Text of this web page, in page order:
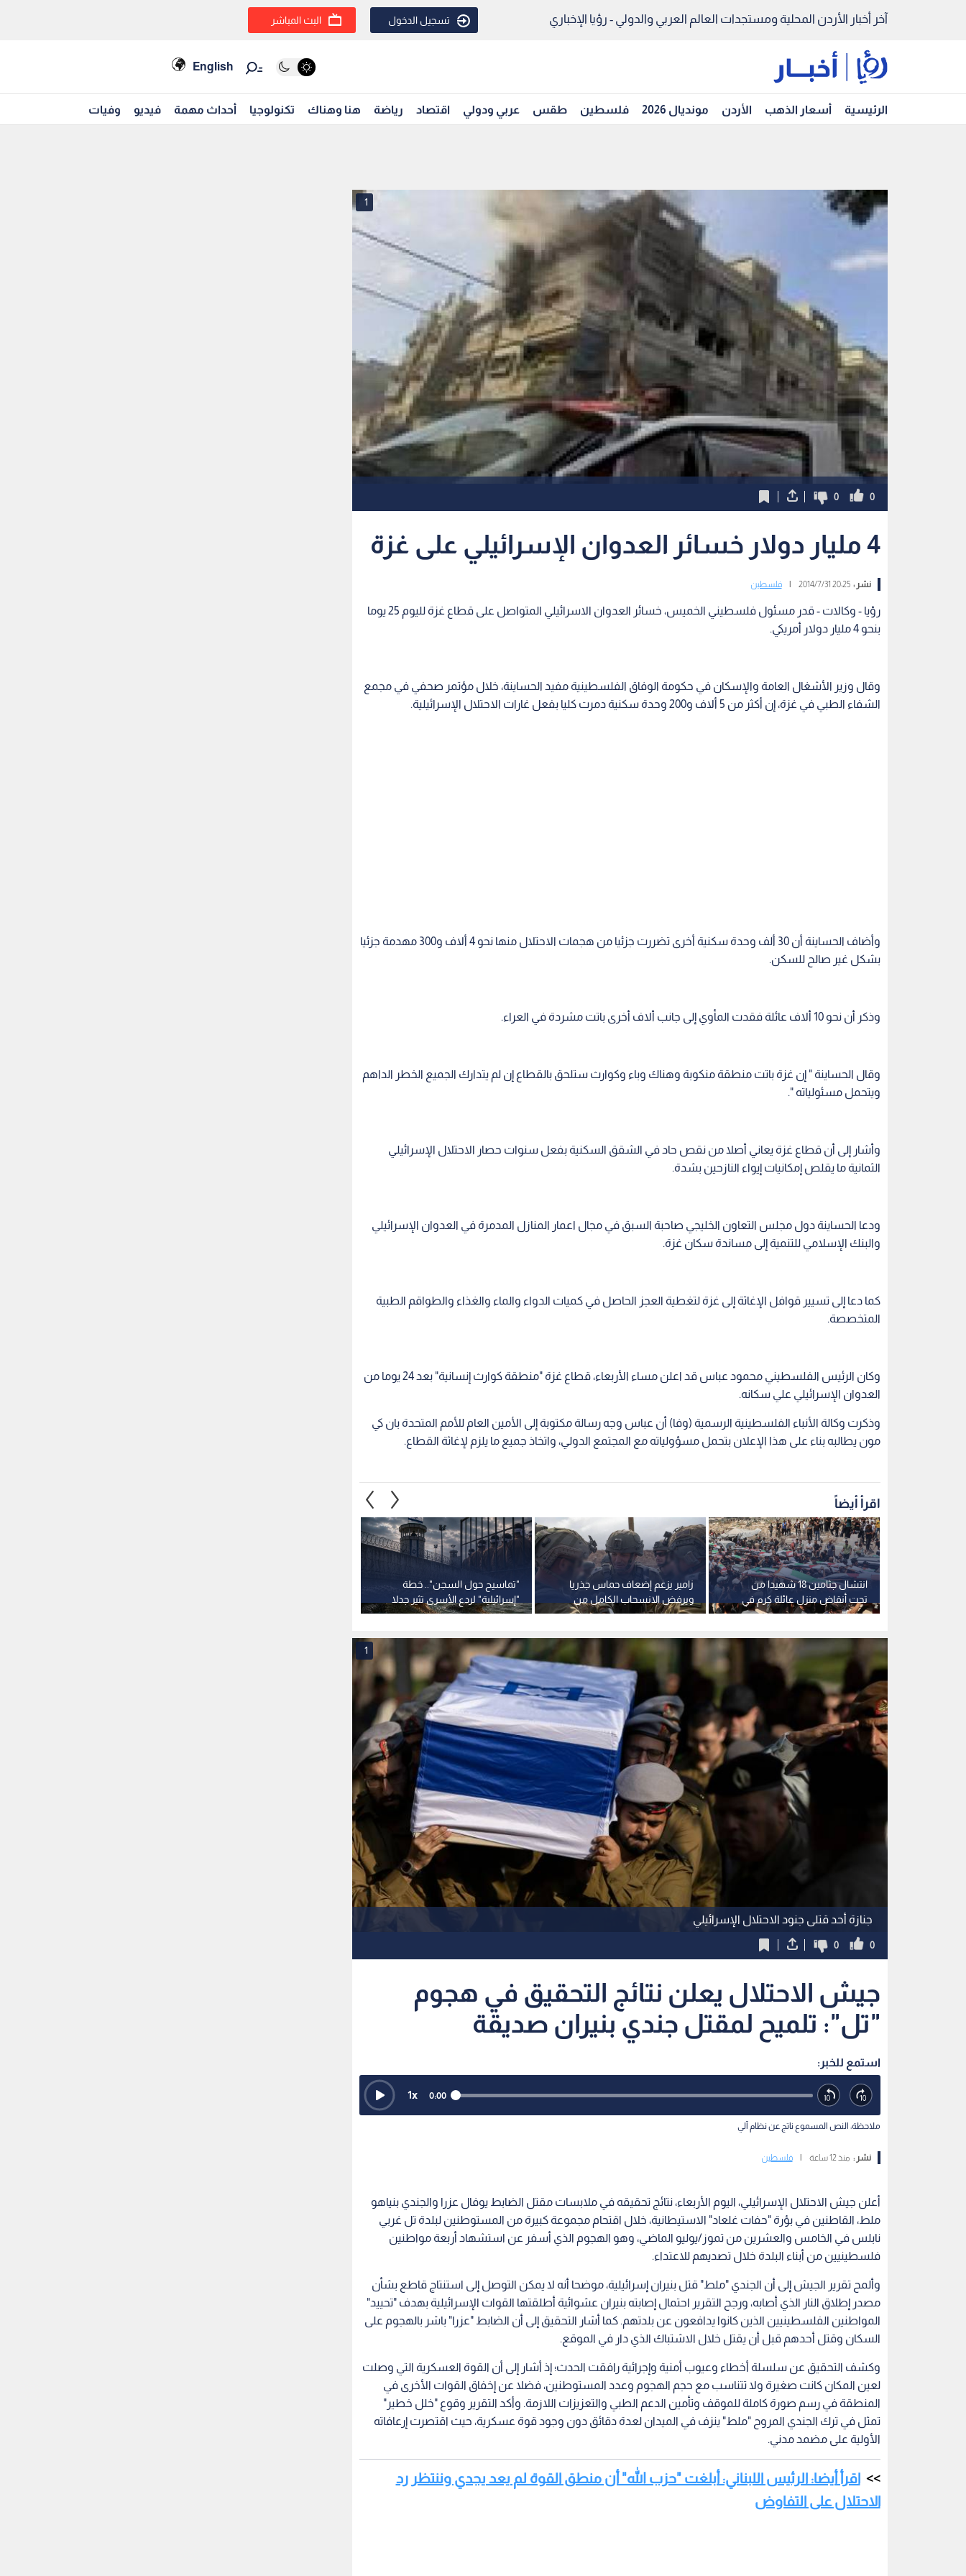
آخر أخبار الأردن المحلية ومستجدات العالم العربي والدولي - رؤيا الإخباري تسجيل الدخول البث المباشر
English
الرئيسية أسعار الذهب الأردن مونديال 2026 فلسطين طقس عربي ودولي اقتصاد رياضة هنا وهناك تكنولوجيا أحداث مهمة فيديو وفيات
1
0
0
4 مليار دولار خسائر العدوان الإسرائيلي على غزة
نشر :20:25 2014/7/31 فلسطين
رؤيا - وكالات - قدر مسئول فلسطيني الخميس، خسائر العدوان الاسرائيلي المتواصل على قطاع غزة لليوم 25 يوما
بنحو 4 مليار دولار أمريكي.
وقال وزير الأشغال العامة والإسكان في حكومة الوفاق الفلسطينية مفيد الحساينة، خلال مؤتمر صحفي في مجمع
الشفاء الطبي في غزة، إن أكثر من 5 ألاف و200 وحدة سكنية دمرت كليا بفعل غارات الاحتلال الإسرائيلية.
وأضاف الحساينة أن 30 ألف وحدة سكنية أخرى تضررت جزئيا من هجمات الاحتلال منها نحو 4 ألاف و300 مهدمة جزئيا
بشكل غير صالح للسكن.
وذكر أن نحو 10 ألاف عائلة فقدت المأوي إلى جانب ألاف أخرى باتت مشردة في العراء.
وقال الحساينة " إن غزة باتت منطقة منكوبة وهناك وباء وكوارث ستلحق بالقطاع إن لم يتدارك الجميع الخطر الداهم
ويتحمل مسئولياته ".
وأشار إلى أن قطاع غزة يعاني أصلا من نقص حاد في الشقق السكنية بفعل سنوات حصار الاحتلال الإسرائيلي
الثمانية ما يقلص إمكانيات إيواء النازحين بشدة.
ودعا الحساينة دول مجلس التعاون الخليجي صاحبة السبق في مجال اعمار المنازل المدمرة في العدوان الإسرائيلي
والبنك الإسلامي للتنمية إلى مساندة سكان غزة.
كما دعا إلى تسيير قوافل الإغاثة إلى غزة لتغطية العجز الحاصل في كميات الدواء والماء والغذاء والطواقم الطبية
المتخصصة.
وكان الرئيس الفلسطيني محمود عباس قد اعلن مساء الأربعاء، قطاع غزة "منطقة كوارث إنسانية" بعد 24 يوما من
العدوان الإسرائيلي علي سكانه.
وذكرت وكالة الأنباء الفلسطينية الرسمية (وفا) أن عباس وجه رسالة مكتوبة إلى الأمين العام للأمم المتحدة بان كي
مون يطالبه بناء على هذا الإعلان بتحمل مسؤولياته مع المجتمع الدولي، واتخاذ جميع ما يلزم لإغاثة القطاع.
اقرأ أيضاً
"تماسيح حول السجن".. خطة
"إسرائيلية" لردع الأسرى تثير جدلا
وتدخلا قضائيا
زامير يزعم إضعاف حماس جذريا
ويرفض الانسحاب الكامل من
قطاع غزة
انتشال جثامين 18 شهيدا من
تحت أنقاض منزل عائلة كرم في
قطاع غزة
جنازة أحد قتلى جنود الاحتلال الإسرائيلي
1
0
0
جيش الاحتلال يعلن نتائج التحقيق في هجوم
"تل": تلميح لمقتل جندي بنيران صديقة
استمع للخبر:
0:00
1x
ملاحظة: النص المسموع ناتج عن نظام آلي
نشر : منذ 12 ساعة فلسطين
أعلن جيش الاحتلال الإسرائيلي، اليوم الأربعاء، نتائج تحقيقه في ملابسات مقتل الضابط يوفال عزرا والجندي بنياهو
ملط، القاطنين في بؤرة "حفات غلعاد" الاستيطانية، خلال اقتحام مجموعة كبيرة من المستوطنين لبلدة تل غربي
نابلس في الخامس والعشرين من تموز/يوليو الماضي، وهو الهجوم الذي أسفر عن استشهاد أربعة مواطنين
فلسطينيين من أبناء البلدة خلال تصديهم للاعتداء.
وألمح تقرير الجيش إلى أن الجندي "ملط" قتل بنيران إسرائيلية، موضحا أنه لا يمكن التوصل إلى استنتاج قاطع بشأن
مصدر إطلاق النار الذي أصابه، ورجح التقرير احتمال إصابته بنيران عشوائية أطلقتها القوات الإسرائيلية بهدف "تحييد"
المواطنين الفلسطينيين الذين كانوا يدافعون عن بلدتهم. كما أشار التحقيق إلى أن الضابط "عزرا" باشر بالهجوم على
السكان وقتل أحدهم قبل أن يقتل خلال الاشتباك الذي دار في الموقع.
وكشف التحقيق عن سلسلة أخطاء وعيوب أمنية وإجرائية رافقت الحدث؛ إذ أشار إلى أن القوة العسكرية التي وصلت
لعين المكان كانت صغيرة ولا تتناسب مع حجم الهجوم وعدد المستوطنين، فضلا عن إخفاق القوات الأخرى في
المنطقة في رسم صورة كاملة للموقف وتأمين الدعم الطبي والتعزيزات اللازمة. وأكد التقرير وقوع "خلل خطير"
تمثل في ترك الجندي المروح "ملط" ينزف في الميدان لعدة دقائق دون وجود قوة عسكرية، حيث اقتصرت إرعافاته
الأولية على مضمد مدني.
اقرأ أيضا: الرئيس اللبناني: أبلغت "حزب الله" أن منطق القوة لم يعد يجدي وننتظر رد
الاحتلال على التفاوض